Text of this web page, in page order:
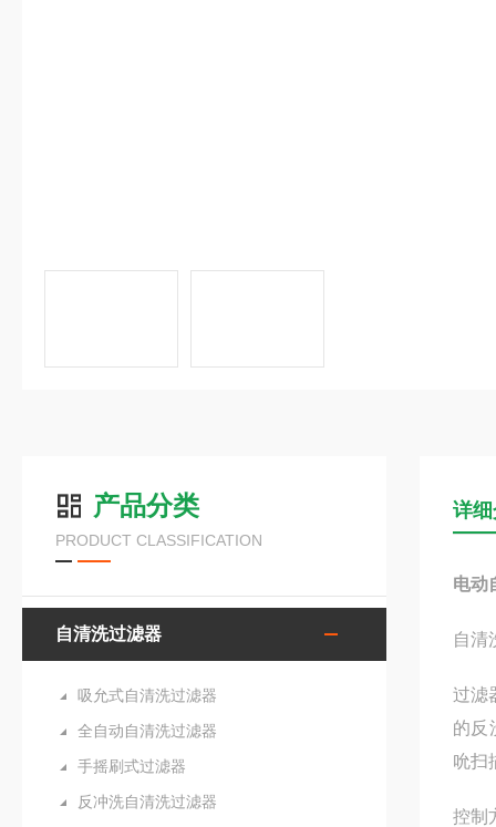
产品分类
PRODUCT CLASSIFICATION
自清洗过滤器
吸允式自清洗过滤器
全自动自清洗过滤器
手摇刷式过滤器
反冲洗自清洗过滤器
详
电动
自清
过滤
的反
吮扫
控制